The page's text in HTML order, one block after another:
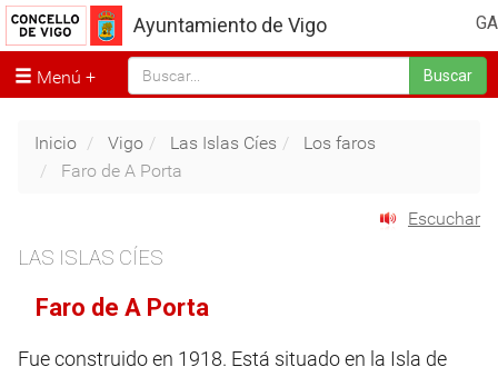
GA
Ayuntamiento de Vigo
Menú Buscar
Inicio Vigo Las Islas Cíes
Los faros
Faro de A Porta
Escuchar
LAS ISLAS CÍES
Faro de A Porta
Fue construido en 1918. Está situado en la Isla de